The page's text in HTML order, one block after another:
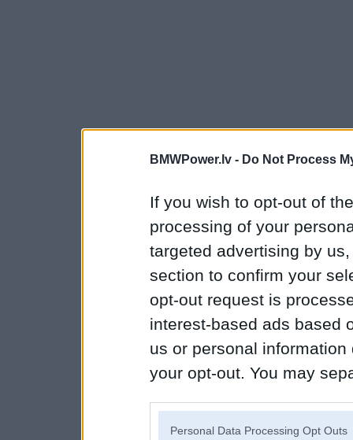
BMWPower.lv - Do Not Process
If you wish to opt-out of
processing of your
targeted advertising by
section to confirm your
opt-out request is
interest-based ads based
us or personal
your opt-out. You may
Personal Data Processing Opt Outs